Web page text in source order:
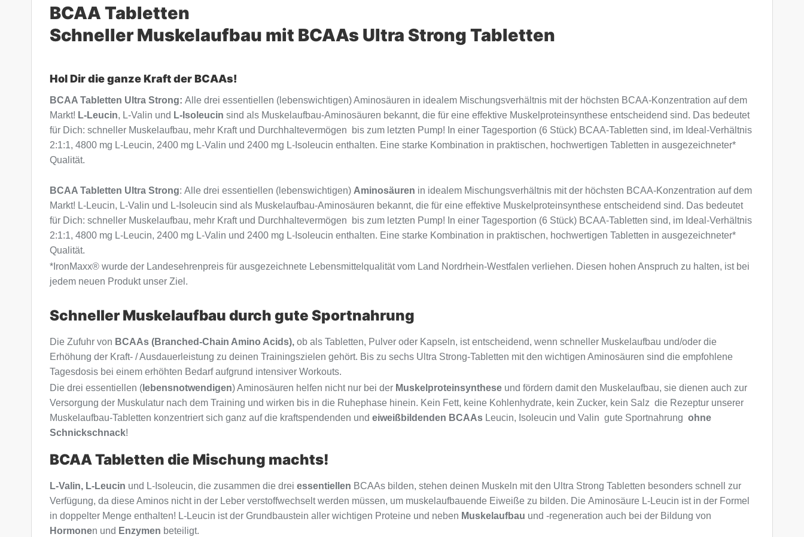
BCAA Tabletten
Schneller Muskelaufbau mit BCAAs Ultra Strong Tabletten
Hol Dir die ganze Kraft der BCAAs!
BCAA Tabletten Ultra Strong: Alle drei essentiellen (lebenswichtigen) Aminosäuren in idealem Mischungsverhältnis mit der höchsten BCAA-Konzentration auf dem
Markt! L-Leucin, L-Valin und L-Isoleucin sind als Muskelaufbau-Aminosäuren bekannt, die für eine effektive Muskelproteinsynthese entscheidend sind. Das bedeutet
für Dich: schneller Muskelaufbau, mehr Kraft und Durchhaltevermögen  bis zum letzten Pump! In einer Tagesportion (6 Stück) BCAA-Tabletten sind, im Ideal-Verhältnis
2:1:1, 4800 mg L-Leucin, 2400 mg L-Valin und 2400 mg L-Isoleucin enthalten. Eine starke Kombination in praktischen, hochwertigen Tabletten in ausgezeichneter*
Qualität.
BCAA Tabletten Ultra Strong: Alle drei essentiellen (lebenswichtigen) Aminosäuren in idealem Mischungsverhältnis mit der höchsten BCAA-Konzentration auf dem
Markt! L-Leucin, L-Valin und L-Isoleucin sind als Muskelaufbau-Aminosäuren bekannt, die für eine effektive Muskelproteinsynthese entscheidend sind. Das bedeutet
für Dich: schneller Muskelaufbau, mehr Kraft und Durchhaltevermögen  bis zum letzten Pump! In einer Tagesportion (6 Stück) BCAA-Tabletten sind, im Ideal-Verhältnis
2:1:1, 4800 mg L-Leucin, 2400 mg L-Valin und 2400 mg L-Isoleucin enthalten. Eine starke Kombination in praktischen, hochwertigen Tabletten in ausgezeichneter*
Qualität.
*IronMaxx® wurde der Landesehrenpreis für ausgezeichnete Lebensmittelqualität vom Land Nordrhein-Westfalen verliehen. Diesen hohen Anspruch zu halten, ist bei
jedem neuen Produkt unser Ziel.
Schneller Muskelaufbau durch gute Sportnahrung
Die Zufuhr von BCAAs (Branched-Chain Amino Acids), ob als Tabletten, Pulver oder Kapseln, ist entscheidend, wenn schneller Muskelaufbau und/oder die
Erhöhung der Kraft- / Ausdauerleistung zu deinen Trainingszielen gehört. Bis zu sechs Ultra Strong-Tabletten mit den wichtigen Aminosäuren sind die empfohlene
Tagesdosis bei einem erhöhten Bedarf aufgrund intensiver Workouts.
Die drei essentiellen ( lebensnotwendigen) Aminosäuren helfen nicht nur bei der Muskelproteinsynthese und fördern damit den Muskelaufbau, sie dienen auch zur
Versorgung der Muskulatur nach dem Training und wirken bis in die Ruhephase hinein. Kein Fett, keine Kohlenhydrate, kein Zucker, kein Salz  die Rezeptur unserer
Muskelaufbau-Tabletten konzentriert sich ganz auf die kraftspendenden und eiweißbildenden BCAAs Leucin, Isoleucin und Valin  gute Sportnahrung  ohne
Schnickschnack!
BCAA Tabletten die Mischung machts!
L-Valin, L-Leucin und L-Isoleucin, die zusammen die drei essentiellen BCAAs bilden, stehen deinen Muskeln mit den Ultra Strong Tabletten besonders schnell zur
Verfügung, da diese Aminos nicht in der Leber verstoffwechselt werden müssen, um muskelaufbauende Eiweiße zu bilden. Die Aminosäure L-Leucin ist in der Formel
in doppelter Menge enthalten! L-Leucin ist der Grundbaustein aller wichtigen Proteine und neben Muskelaufbau und -regeneration auch bei der Bildung von
Hormonen und Enzymen beteiligt.